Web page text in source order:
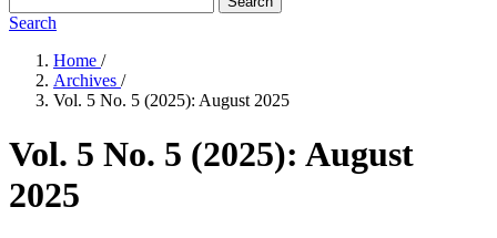
Search
Home /
Archives /
Vol. 5 No. 5 (2025): August 2025
Vol. 5 No. 5 (2025): August
2025